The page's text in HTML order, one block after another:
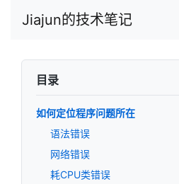
Jiajun的技术笔记
目录
如何定位程序问题所在
语法错误
网络错误
耗CPU类错误